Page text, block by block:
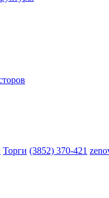
Торги (3852) 370-421